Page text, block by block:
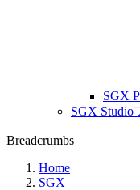
SGX
SGX Studio
Breadcrumbs
Home
SGX